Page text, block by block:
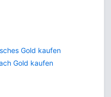
Gold kaufen
Gold kaufen